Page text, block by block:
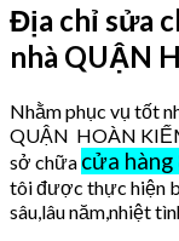
Địa chỉ sửa
nhà QUẬN
Nhằm phục vụ tốt
QUẬN HOÀN
sở chữa cửa hàng
tôi được thực hiện
sâu,lâu năm,nhiệt